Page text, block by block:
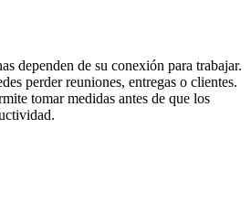
dependen de su conexión para trabajar.
perder reuniones, entregas o clientes.
tomar medidas antes de que los